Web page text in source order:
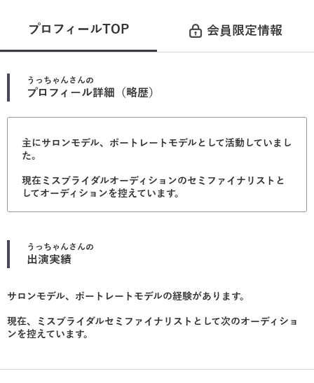
プロフィールTOP 会員限定情報
うっちゃん さんの
プロフィール詳細（略歴）
主にサロンモデル、ポートレートモデルとして活動していまし
た。
現在ミスブライダルオーディションのセミファイナリストと
してオーディションを控えています。
うっちゃん さんの
出演実績
サロンモデル、ポートレートモデルの経験があります。
現在、ミスブライダルセミファイナリストとして次のオーディショ
ンを控えています。